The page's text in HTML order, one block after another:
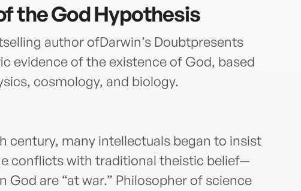
the God Hypothesis
author ofDarwin’s Doubtpresents
evidence of the existence of God, based
cosmology, and biology.
century, many intellectuals began to insist
conflicts with traditional theistic belief—
God are “at war.” Philosopher of science